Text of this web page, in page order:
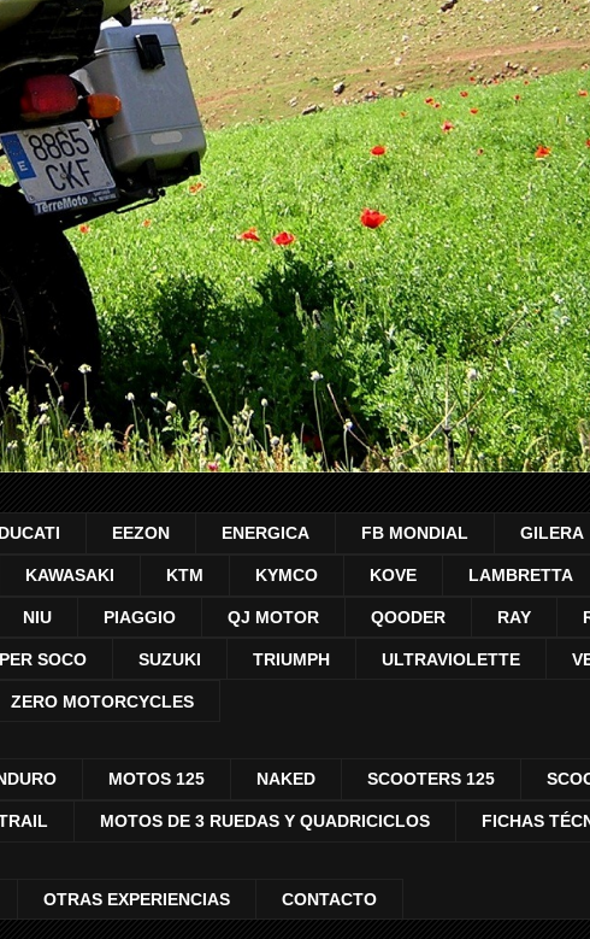
DUCATI EEZON ENERGICA FB MONDIAL GILERA
KAWASAKI KTM KYMCO KOVE LAMBRETTA
NIU PIAGGIO QJ MOTOR QOODER RAY
SOCO SUZUKI TRIUMPH ULTRAVIOLETTE
ZERO MOTORCYCLES
MOTOS 125 NAKED SCOOTERS 125
MOTOS DE 3 RUEDAS Y QUADRICICLOS FICHAS
OTRAS EXPERIENCIAS CONTACTO